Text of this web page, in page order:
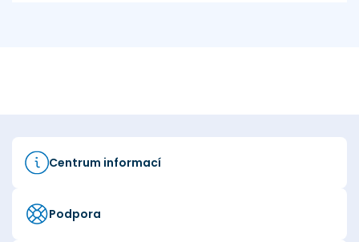
Centrum informací
Podpora